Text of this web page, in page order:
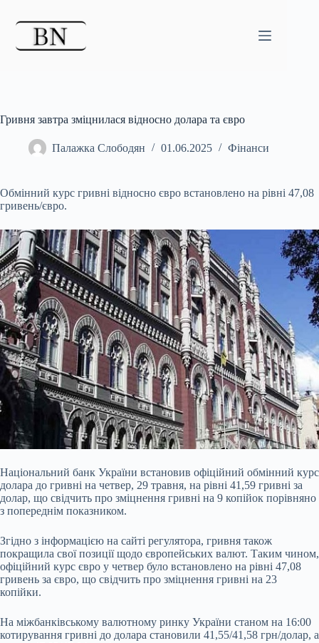
Гривня завтра зміцнилася відносно долара та євро
Палажка Слободян 01.06.2025 Фінанси
Обмінний курс гривні відносно євро встановлено на рівні 47,08
гривень/євро.
Національний банк України встановив офіційний обмінний курс
долара до гривні на четвер, 29 травня, на рівні 41,59 гривні за
долар, що свідчить про зміцнення гривні на 9 копійок порівняно
з попереднім показником.
Згідно з інформацією на сайті регулятора, гривня також
покращила свої позиції щодо європейських валют. Таким чином,
офіційний курс євро у четвер було встановлено на рівні 47,08
гривень за євро, що свідчить про зміцнення гривні на 23
копійки.
На міжбанківському валютному ринку України станом на 16:00
котирування гривні до долара становили 41,55/41,58 грн/долар, а